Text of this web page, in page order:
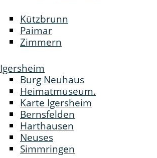
Kützbrunn
Paimar
Zimmern
Igersheim
Burg Neuhaus
Heimatmuseum.
Karte Igersheim
Bernsfelden
Harthausen
Neuses
Simmringen